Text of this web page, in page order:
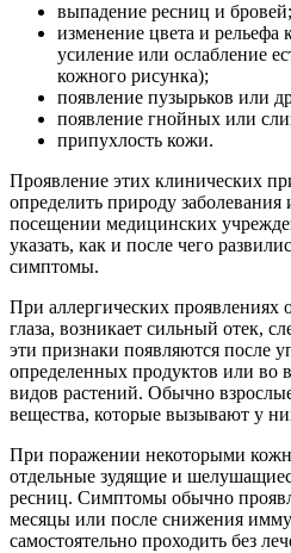
выпадение ресниц и бровей;
изменение цвета и рельефа
усиление или ослабление
кожного рисунка);
появление пузырьков или
появление гнойных или
припухлость кожи.
Проявление этих клинических
определить природу
посещении медицинских
указать, как и после чего
симптомы.
При аллергических проявлениях
глаза, возникает сильный отек,
эти признаки появляются после
определенных продуктов или во
видов растений. Обычно
вещества, которые вызывают у
При поражении некоторыми
отдельные зудящие и
ресниц. Симптомы обычно
месяцы или после снижения
самостоятельно проходить без